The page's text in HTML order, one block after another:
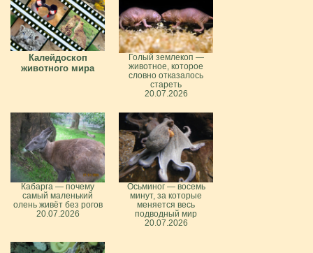
Калейдоскоп
животного мира
Голый землекоп —
животное, которое
словно отказалось
стареть
20.07.2026
Кабарга — почему
самый маленький
олень живёт без рогов
20.07.2026
Осьминог — восемь
минут, за которые
меняется весь
подводный мир
20.07.2026